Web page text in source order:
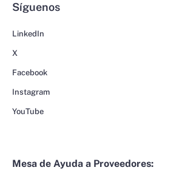
Síguenos
LinkedIn
X
Facebook
Instagram
YouTube
Mesa de Ayuda a Proveedores: